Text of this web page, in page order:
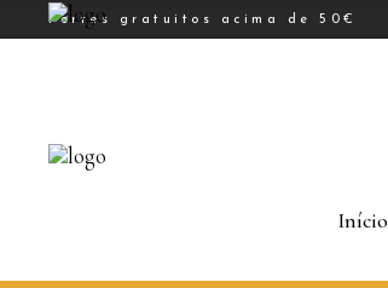
Portes gratuitos acima de 50€
Início